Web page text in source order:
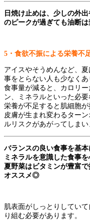
日焼け止めは、少しの外
のピークが過ぎても油断は
5 ・食欲不振による栄養不
アイスやそうめんなど、
事をとらない人も少なくあ
食事量が減ると、カロリ
ン、ミネラルといった必
栄養が不足すると肌細胞
皮膚が生まれ変わるター
ルリスクがあがってしまい
バランスの良い食事を基
ミネラルを意識した食事を
夏野菜はビタミンが豊富
オススメ◎
肌表面がしっとりしてい
り組む必要があります。